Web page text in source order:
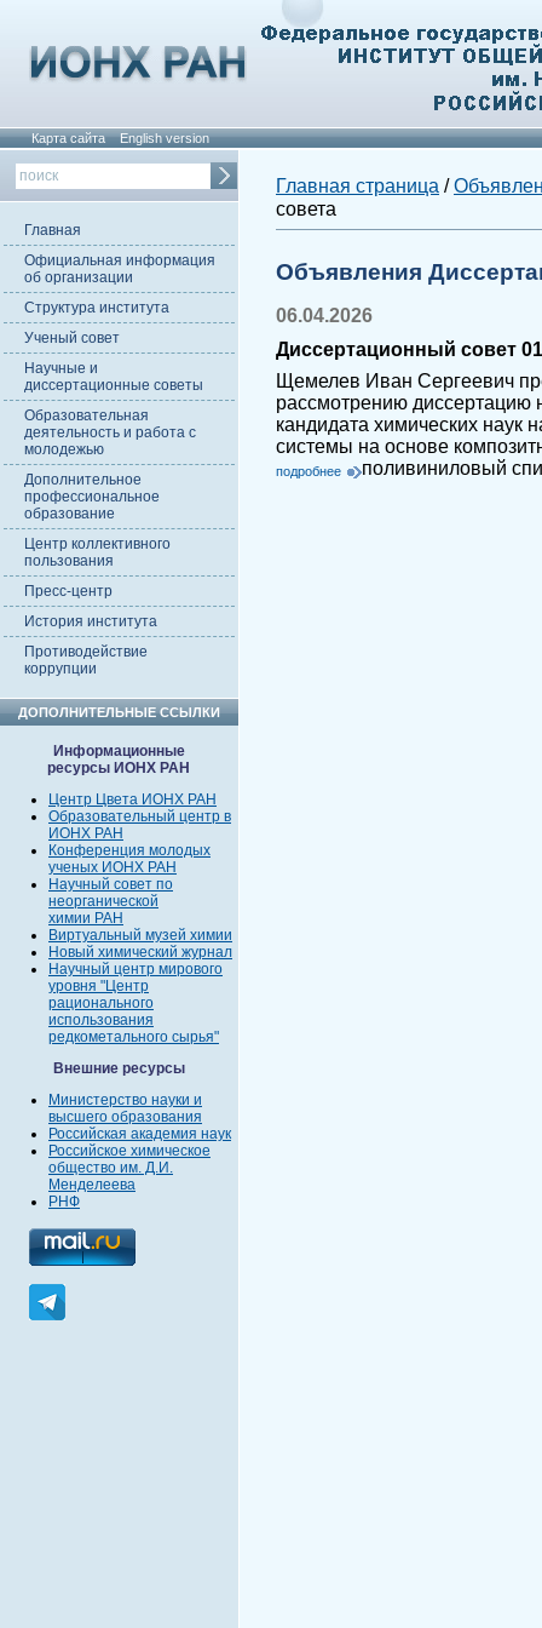
Карта сайта English version
Главная
Официальная информация
об организации
Структура института
Ученый совет
Научные и
диссертационные советы
Образовательная
деятельность и работа с
молодежью
Дополнительное
профессиональное
образование
Центр коллективного
пользования
Пресс-центр
История института
Противодействие
коррупции
ДОПОЛНИТЕЛЬНЫЕ ССЫЛКИ
Информационные
ресурсы ИОНХ РАН
Центр Цвета ИОНХ РАН
Образовательный центр в
ИОНХ РАН
Конференция молодых
ученых ИОНХ РАН
Научный совет по
неорганической
химии РАН
Виртуальный музей химии
Новый химический журнал
Научный центр мирового
уровня "Центр
рационального
использования
редкометального сырья"
Внешние ресурсы
Министерство науки и
высшего образования
Российская академия наук
Российское химическое
общество им. Д.И.
Менделеева
РНФ
Главная страница /
совета
Объявления
06.04.2026
Диссертационный совет
Щемелев Иван Сергеевич
рассмотрению диссертацию
кандидата химических наук
системы на основе
поливиниловый
подробнее